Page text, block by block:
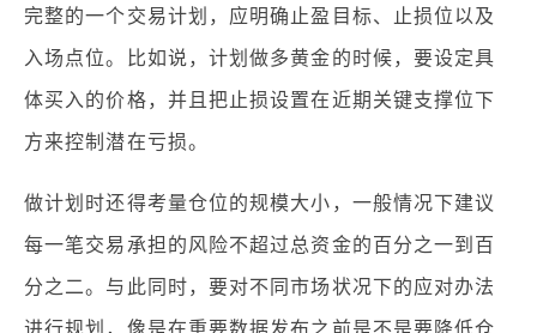
完整的一个交易计划，应明确止盈目标、止损位以及
入场点位。比如说，计划做多黄金的时候，要设定具
体买入的价格，并且把止损设置在近期关键支撑位下
方来控制潜在亏损。
做计划时还得考量仓位的规模大小，一般情况下建议
每一笔交易承担的风险不超过总资金的百分之一到百
分之二。与此同时，要对不同市场状况下的应对办法
进行规划，像是在重要数据发布之前是不是要降低仓